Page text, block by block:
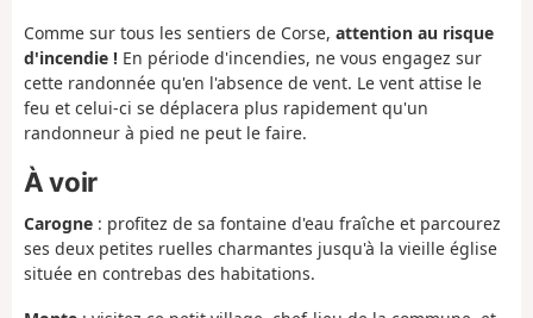
Comme sur tous les sentiers de Corse, attention au risque
d'incendie ! En période d'incendies, ne vous engagez sur
cette randonnée qu'en l'absence de vent. Le vent attise le
feu et celui-ci se déplacera plus rapidement qu'un
randonneur à pied ne peut le faire.
À voir
Carogne : profitez de sa fontaine d'eau fraîche et parcourez
ses deux petites ruelles charmantes jusqu'à la vieille église
située en contrebas des habitations.